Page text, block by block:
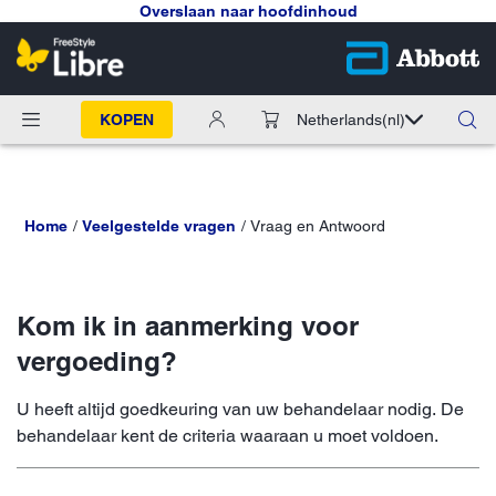
Overslaan naar hoofdinhoud
KOPEN Netherlands(nl)
Home Veelgestelde vragen Vraag en Antwoord
Kom ik in aanmerking voor
vergoeding?
U heeft altijd goedkeuring van uw behandelaar nodig. De
behandelaar kent de criteria waaraan u moet voldoen.